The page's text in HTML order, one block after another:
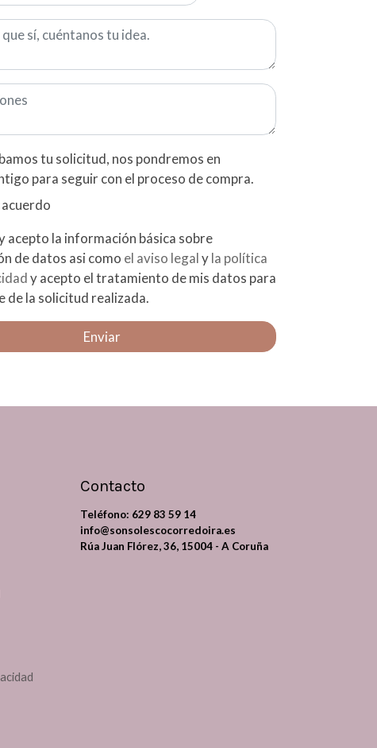
tu solicitud, nos pondremos en
para seguir con el proceso de compra.
básica sobre
protección de datos asi como el aviso legalyla política
y acepto el tratamiento de mis datos para
de la solicitud realizada.
Enviar
Contacto
Teléfono: 629 83 59 14
info@sonsolescocorredoira.es
Rúa Juan Flórez, 36, 15004 - A Coruña